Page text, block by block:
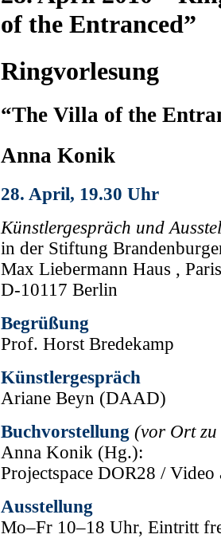
of the Entranced”
Ringvorlesung
“The Villa of the
Anna Konik
28. April, 19.30 Uhr
Künstlergespräch und
in der Stiftung
Max Liebermann Haus ,
D-10117 Berlin
Begrüßung
Prof. Horst Bredekamp
Künstlergespräch
Ariane Beyn (DAAD)
Buchvorstellung (vor Ort zu
Anna Konik (Hg.):
Projectspace DOR28 / Video
Ausstellung
Mo–Fr 10–18 Uhr, Eintritt